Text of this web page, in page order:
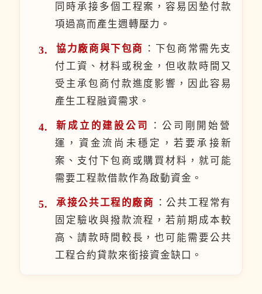
同時承接多個工程案，容易因墊付款
項過高而產生週轉壓力。
協力廠商與下包商 ：下包商常需先支
付工資、材料或稅金，但收款時間又
受主承包商付款進度影響，因此容易
產生工程融資需求。
新成立的建設公司
：公司剛開始營
運，資金流尚未穩定，若要承接新
案、支付下包商或購買材料，就可能
需要工程款借款作為啟動資金。
承接公共工程的廠商 ：公共工程常有
固定驗收與撥款流程，若前期成本較
高、請款時間較長，也可能需要公共
工程合約貸款來銜接資金缺口。